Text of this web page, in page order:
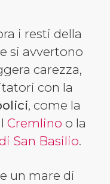
i resti della
si avvertono
carezza,
con la
, come la
Cremlino o la
San Basilio.
un mare di